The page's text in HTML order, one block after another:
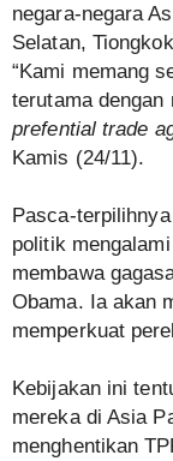
negara-negara
Selatan,
“Kami memang
terutama dengan
prefential trade
Kamis (24/11).
Pasca-
politik
membawa
Obama. Ia akan
memperkuat
Kebijakan ini
mereka di Asia
menghentikan